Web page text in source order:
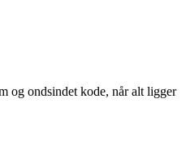
og ondsindet kode, når alt ligger